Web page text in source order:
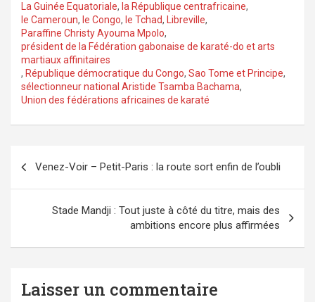
La Guinée Equatoriale, la République centrafricaine,
le Cameroun, le Congo, le Tchad, Libreville,
Paraffine Christy Ayouma Mpolo,
président de la Fédération gabonaise de karaté-do et arts
martiaux affinitaires
, République démocratique du Congo, Sao Tome et Principe,
sélectionneur national Aristide Tsamba Bachama,
Union des fédérations africaines de karaté
de
l’article
Venez-Voir – Petit-Paris : la route sort enfin de l’oubli
Stade Mandji : Tout juste à côté du titre, mais des
ambitions encore plus affirmées
Laisser un commentaire